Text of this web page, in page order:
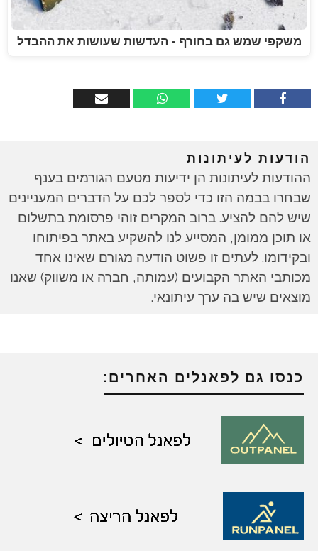
משקפי שמש גם בחורף - העדשות שעושות את ההבדל
הודעות לעיתונות
ההודעות לעיתונות הן ידיעות מטעם הגורמים בענף
שבחרו בבמה הזו כדי לספר לכם על הדברים המעניינים
שיש להם להציע. ברוב המקרים זוהי פרסומת בתשלום
או תוכן ממומן, המסייע לנו להשקיע באתר בפיתוחו
ובקידומו. לעתים זו פשוט הודעה מגורם שאינו אחד
מכותבי האתר הקבועים (עמותה, חברה או משווק) שאנו
מוצאים שיש בה ערך עיתונאי.
כנסו גם לפאנלים האחרים: